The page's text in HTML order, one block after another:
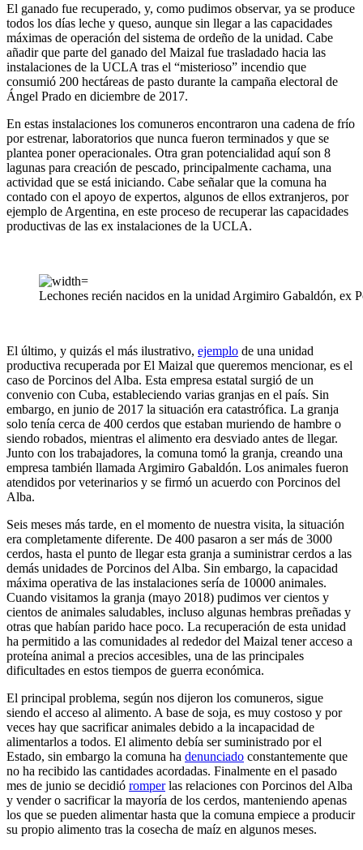
El ganado fue recuperado, y, como pudimos observar, ya se produce
todos los días leche y queso, aunque sin llegar a las capacidades
máximas de operación del sistema de ordeño de la unidad. Cabe
añadir que parte del ganado del Maizal fue trasladado hacia las
instalaciones de la UCLA tras el “misterioso” incendio que
consumió 200 hectáreas de pasto durante la campaña electoral de
Ángel Prado en diciembre de 2017.
En estas instalaciones los comuneros encontraron una cadena de frío
por estrenar, laboratorios que nunca fueron terminados y que se
plantea poner operacionales. Otra gran potencialidad aquí son 8
lagunas para creación de pescado, principalmente cachama, una
actividad que se está iniciando. Cabe señalar que la comuna ha
contado con el apoyo de expertos, algunos de ellos extranjeros, por
ejemplo de Argentina, en este proceso de recuperar las capacidades
productivas de las ex instalaciones de la UCLA.
Lechones recién nacidos en la unidad Argimiro Gabaldón, ex
El último, y quizás el más ilustrativo, ejemplo de una unidad
productiva recuperada por El Maizal que queremos mencionar, es el
caso de Porcinos del Alba. Esta empresa estatal surgió de un
convenio con Cuba, estableciendo varias granjas en el país. Sin
embargo, en junio de 2017 la situación era catastrófica. La granja
solo tenía cerca de 400 cerdos que estaban muriendo de hambre o
siendo robados, mientras el alimento era desviado antes de llegar.
Junto con los trabajadores, la comuna tomó la granja, creando una
empresa también llamada Argimiro Gabaldón. Los animales fueron
atendidos por veterinarios y se firmó un acuerdo con Porcinos del
Alba.
Seis meses más tarde, en el momento de nuestra visita, la situación
era completamente diferente. De 400 pasaron a ser más de 3000
cerdos, hasta el punto de llegar esta granja a suministrar cerdos a las
demás unidades de Porcinos del Alba. Sin embargo, la capacidad
máxima operativa de las instalaciones sería de 10000 animales.
Cuando visitamos la granja (mayo 2018) pudimos ver cientos y
cientos de animales saludables, incluso algunas hembras preñadas y
otras que habían parido hace poco. La recuperación de esta unidad
ha permitido a las comunidades al rededor del Maizal tener acceso a
proteína animal a precios accesibles, una de las principales
dificultades en estos tiempos de guerra económica.
El principal problema, según nos dijeron los comuneros, sigue
siendo el acceso al alimento. A base de soja, es muy costoso y por
veces hay que sacrificar animales debido a la incapacidad de
alimentarlos a todos. El alimento debía ser suministrado por el
Estado, sin embargo la comuna ha denunciado constantemente que
no ha recibido las cantidades acordadas. Finalmente en el pasado
mes de junio se decidió romperlas relaciones con Porcinos del Alba
y vender o sacrificar la mayoría de los cerdos, manteniendo apenas
los que se pueden alimentar hasta que la comuna empiece a producir
su propio alimento tras la cosecha de maíz en algunos meses.